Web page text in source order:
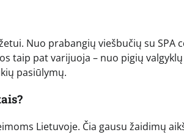
Nuo prabangių viešbučių su
taip pat varijuoja – nuo pigių
pasiūlymų.
Lietuvoje. Čia gausu žaidimų